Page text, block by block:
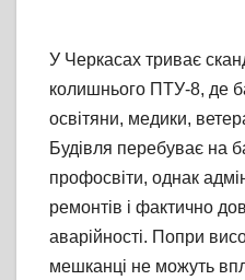
У Черкасах триває
колишнього ПТУ-8, де
освітяни, медики,
Будівля перебуває на
профосвіти, однак
ремонтів і фактично
аварійності. Попри
мешканці не можуть